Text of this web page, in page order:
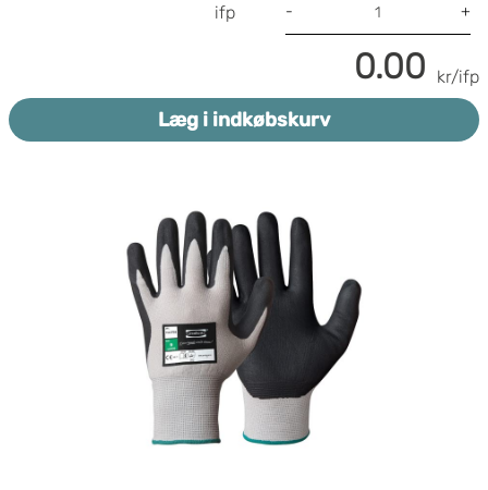
ifp - +
0.00 kr/ifp
Læg i indkøbskurv